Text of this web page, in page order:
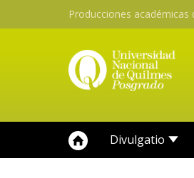
Producciones académicas
Divulgatio